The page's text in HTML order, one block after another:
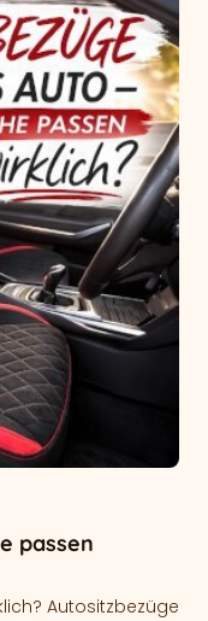
passen
Autositzbezüge